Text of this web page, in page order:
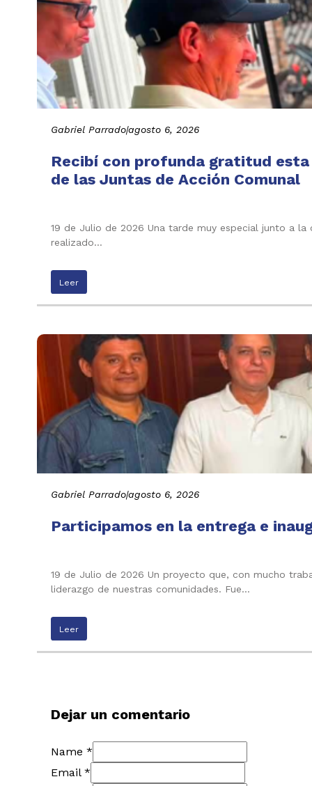
Gabriel Parrado|agosto 6, 2026
Recibí con profunda gratitud
de las Juntas de Acción Comunal
19 de Julio de 2026 Una tarde muy especial junto a
realizado…
Leer
Gabriel Parrado|agosto 6, 2026
Participamos en la entrega e
19 de Julio de 2026 Un proyecto que, con mucho
liderazgo de nuestras comunidades. Fue…
Leer
Dejar un comentario
Name *
Email *